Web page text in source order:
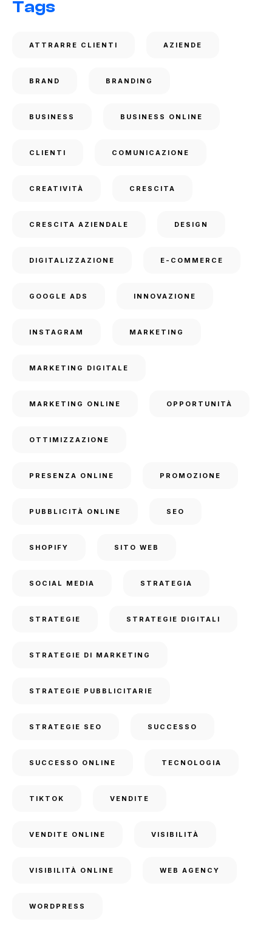
Tags
ATTRARRE CLIENTI AZIENDE
BRAND BRANDING
BUSINESS BUSINESS ONLINE
CLIENTI COMUNICAZIONE
CREATIVITÀ CRESCITA
CRESCITA AZIENDALE DESIGN
DIGITALIZZAZIONE E-COMMERCE
GOOGLE ADS INNOVAZIONE
INSTAGRAM MARKETING
MARKETING DIGITALE
MARKETING ONLINE OPPORTUNITÀ
OTTIMIZZAZIONE
PRESENZA ONLINE PROMOZIONE
PUBBLICITÀ ONLINE SEO
SHOPIFY SITO WEB
SOCIAL MEDIA STRATEGIA
STRATEGIE STRATEGIE DIGITALI
STRATEGIE DI MARKETING
STRATEGIE PUBBLICITARIE
STRATEGIE SEO SUCCESSO
SUCCESSO ONLINE TECNOLOGIA
TIKTOK VENDITE
VENDITE ONLINE VISIBILITÀ
VISIBILITÀ ONLINE WEB AGENCY
WORDPRESS